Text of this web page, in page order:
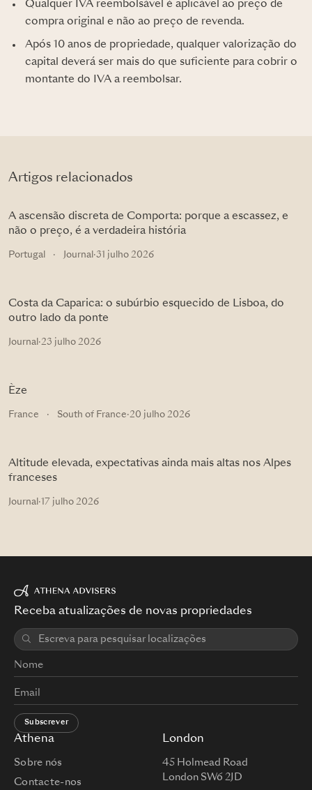
Qualquer IVA reembolsável é aplicável ao preço de
compra original e não ao preço de revenda.
Após 10 anos de propriedade, qualquer valorização do
capital deverá ser mais do que suficiente para cobrir o
montante do IVA a reembolsar.
Artigos relacionados
A ascensão discreta de Comporta: porque a escassez, e
não o preço, é a verdadeira história
Portugal · Journal ·31 julho 2026
Costa da Caparica: o subúrbio esquecido de Lisboa, do
outro lado da ponte
Journal ·23 julho 2026
Èze
France · South of France·20 julho 2026
Altitude elevada, expectativas ainda mais altas nos Alpes
franceses
Journal ·17 julho 2026
Athena
Sobre nós
Contacte-nos
London
45 Holmead Road
London SW6 2JD
Receba atualizações de novas propriedades
Subscrever